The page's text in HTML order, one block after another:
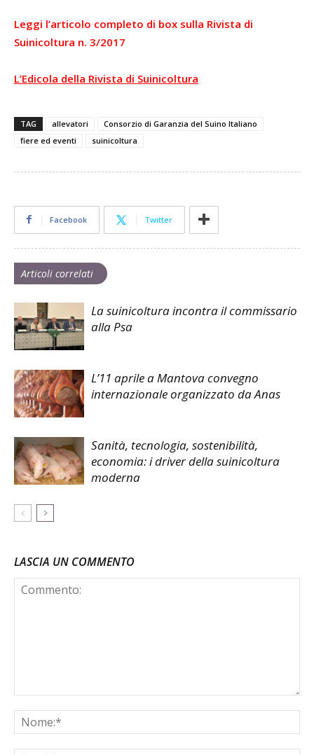
Leggi l’articolo completo di box sulla Rivista di
Suinicoltura n. 3/2017
L’Edicola della Rivista di Suinicoltura
TAG allevatori
Consorzio di Garanzia del Suino Italiano
fiere ed eventi
suinicoltura
Facebook Twitter
Articoli correlati
La suinicoltura incontra il commissario
alla Psa
L’11 aprile a Mantova convegno
internazionale organizzato da Anas
Sanità, tecnologia, sostenibilità,
economia: i driver della suinicoltura
moderna
LASCIA UN COMMENTO